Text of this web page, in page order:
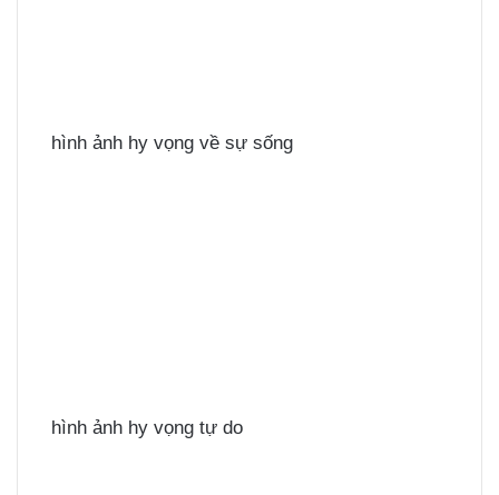
hình ảnh hy vọng về sự sống
hình ảnh hy vọng tự do